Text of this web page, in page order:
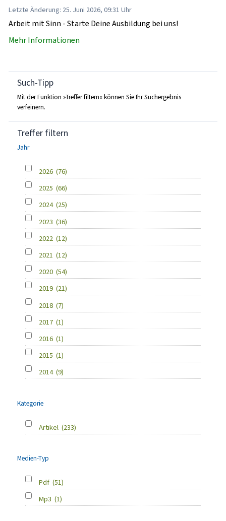
Letzte Änderung: 25. Juni 2026, 09:31 Uhr
Arbeit mit Sinn - Starte Deine Ausbildung bei uns!
Mehr Informationen
Such-Tipp
Mit der Funktion »Treffer filtern« können Sie Ihr Suchergebnis
verfeinern.
Treffer filtern
Jahr
2026 (76)
2025 (66)
2024 (25)
2023 (36)
2022 (12)
2021 (12)
2020 (54)
2019 (21)
2018 (7)
2017 (1)
2016 (1)
2015 (1)
2014 (9)
Kategorie
Artikel (233)
Medien-Typ
Pdf (51)
Mp3 (1)